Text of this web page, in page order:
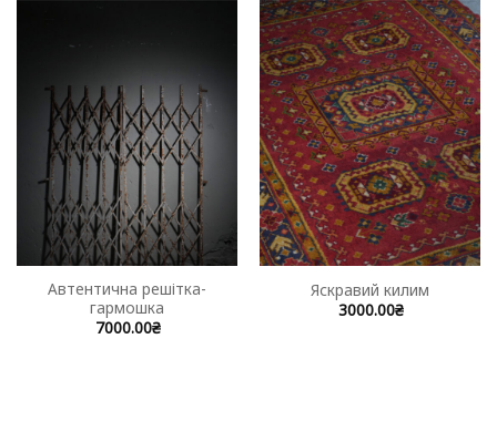
Автентична решітка-
гармошка
7000.00₴
Яскравий килим
3000.00₴